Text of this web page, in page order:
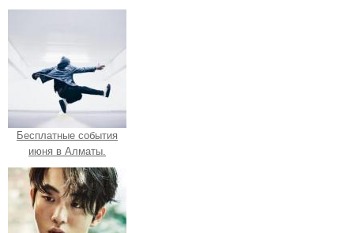
Бесплатные события
июня в Алматы.